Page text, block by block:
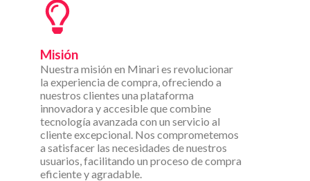
Misión
Nuestra misión en Minari es revolucionar
la experiencia de compra, ofreciendo a
nuestros clientes una plataforma
innovadora y accesible que combine
tecnología avanzada con un servicio al
cliente excepcional. Nos comprometemos
a satisfacer las necesidades de nuestros
usuarios, facilitando un proceso de compra
eficiente y agradable.